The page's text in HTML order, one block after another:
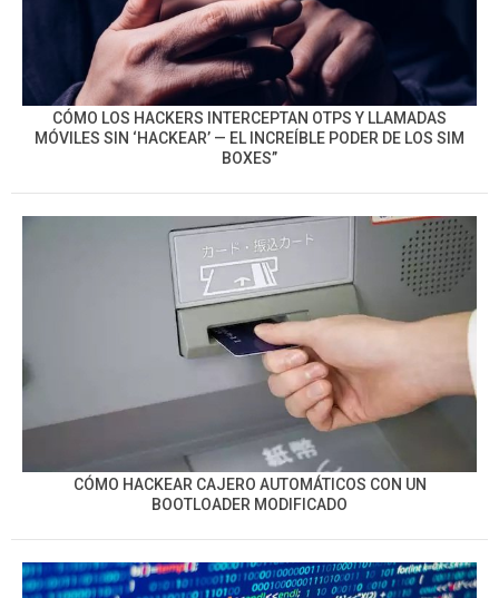
CÓMO LOS HACKERS INTERCEPTAN OTPS Y LLAMADAS
MÓVILES SIN ‘HACKEAR’ — EL INCREÍBLE PODER DE LOS SIM
BOXES”
CÓMO HACKEAR CAJERO AUTOMÁTICOS CON UN
BOOTLOADER MODIFICADO